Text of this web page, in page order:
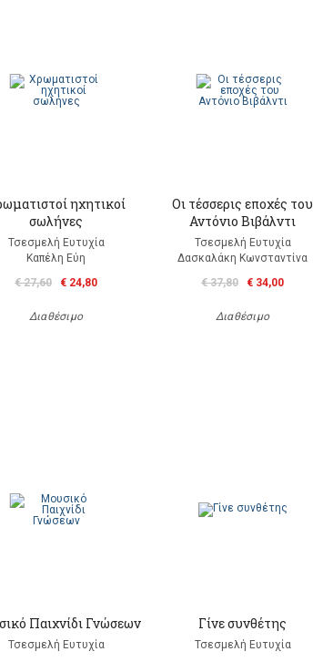
ηχητικοί
σωλήνες
Τσεσμελή Ευτυχία
Καπέλη Εύη
€ 27,60
€ 24,80
Διαθέσιμο
Οι τέσσερις εποχές του
Αντόνιο Βιβάλντι
Τσεσμελή Ευτυχία
Δασκαλάκη Κωνσταντίνα
€ 37,80
€ 34,00
Διαθέσιμο
Παιχνίδι Γνώσεων
Τσεσμελή Ευτυχία
Γίνε συνθέτης
Τσεσμελή Ευτυχία